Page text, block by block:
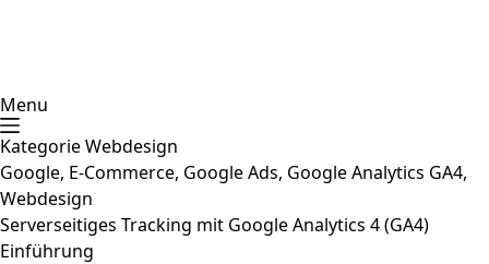
Menu
KategorieWebdesign
Google, E-Commerce, Google Ads, Google Analytics GA4,
Webdesign
Serverseitiges Tracking mit Google Analytics 4 (GA4)
Einführung